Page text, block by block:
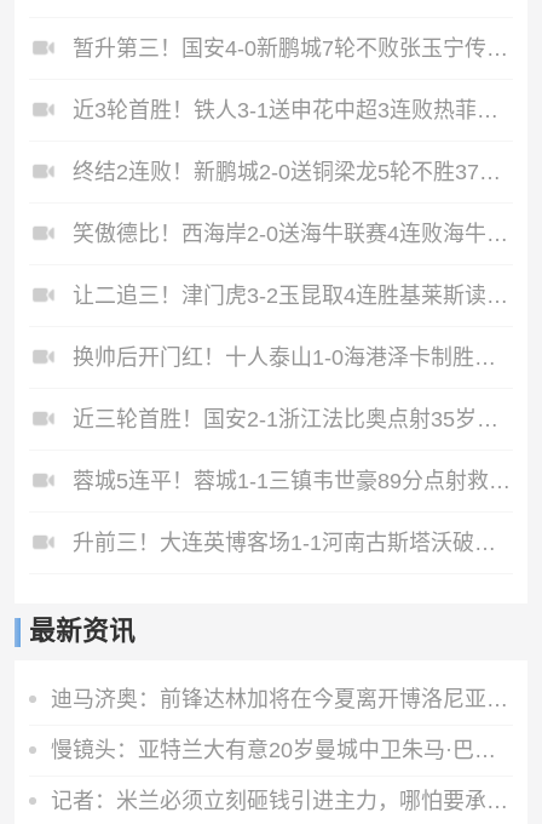
暂升第三！国安4-0新鹏城7轮不败张玉宁传射达万双响法比奥破门
近3轮首胜！铁人3-1送申花中超3连败热菲尼奥双响邦本宜裕传射
终结2连败！新鹏城2-0送铜梁龙5轮不胜37岁姜至鹏破门韦斯利建功
笑傲德比！西海岸2-0送海牛联赛4连败海牛仍垫底西海岸升至第二
让二追三！津门虎3-2玉昆取4连胜基莱斯读秒绝杀萨尔瓦多破门
换帅后开门红！十人泰山1-0海港泽卡制胜于金永扑点海港三球被吹
近三轮首胜！国安2-1浙江法比奥点射35岁张稀哲制胜王钰栋送助攻
蓉城5连平！蓉城1-1三镇韦世豪89分点射救主费利佩造点李昂破门
升前三！大连英博客场1-1河南古斯塔沃破门19岁杨铭锐替补扳平
最新资讯
迪马济奥：前锋达林加将在今夏离开博洛尼亚，不莱梅对球员感兴趣
慢镜头：亚特兰大有意20岁曼城中卫朱马·巴，交易方式可能是租借
记者：米兰必须立刻砸钱引进主力，哪怕要承担账面上的亏损